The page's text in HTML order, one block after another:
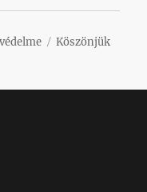
Köszönjük